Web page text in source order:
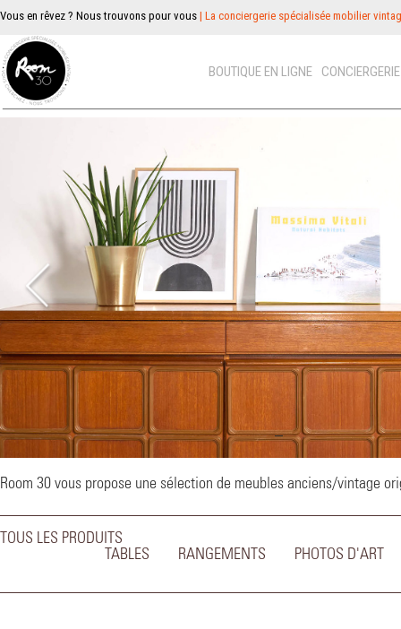
Vous en rêvez ? Nous trouvons pour vous | La conciergerie spécialisée mobilier
BOUTIQUE EN LIGNE
–
Room 30 vous propose une sélection de meubles anciens/vintage
TOUS LES PRODUITS
PHOTOS D'ART
RANGEMENTS
TABLES